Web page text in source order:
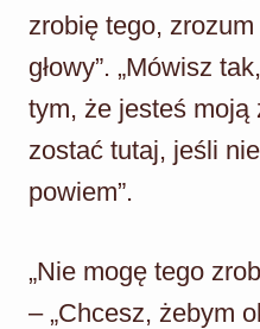
zrobię tego,
głowy”. „Mówisz
tym, że jesteś moją
zostać tutaj, jeśli
powiem”.
„Nie mogę tego
– „Chcesz, żebym